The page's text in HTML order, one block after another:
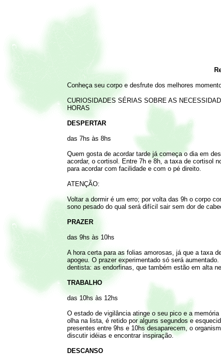
Conheça seu corpo e desfrute dos melhores
CURIOSIDADES SÉRIAS SOBRE AS
HORAS
DESPERTAR
das 7hs às 8hs
Quem gosta de acordar tarde já começa o dia em
acordar, o cortisol. Entre 7h e 8h, a taxa de cortisol
para acordar com facilidade e com o pé direito.
ATENÇÃO:
Voltar a dormir é um erro; por volta das 9h o corpo
sono pesado do qual será difícil sair sem dor de
PRAZER
das 9hs às 10hs
A hora certa para as folias amorosas, já que a taxa
apogeu. O prazer experimentado só será
dentista: as endorfinas, que também estão em alta
TRABALHO
das 10hs às 12hs
O estado de vigilância atinge o seu pico e a
olha na lista, é retido por alguns segundos e
presentes entre 9hs e 10hs desaparecem, o
discutir idéias e encontrar inspiração.
DESCANSO